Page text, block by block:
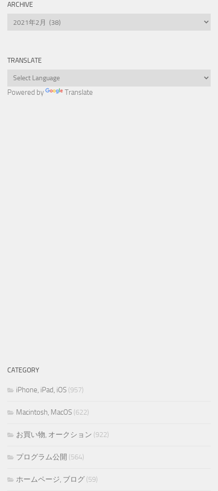
ARCHIVE
Archive
TRANSLATE
Powered by Translate
CATEGORY
iPhone, iPad, iOS (957)
Macintosh, MacOS (622)
お買い物, オークション (922)
プログラム公開 (564)
ホームページ, ブログ (59)